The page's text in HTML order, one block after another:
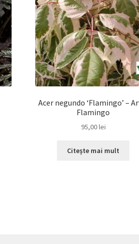
Acer negundo ‘Flamingo’ –
Flamingo
95,00lei
Citește mai mult